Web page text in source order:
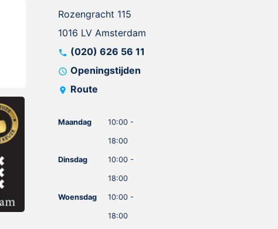
Rozengracht 115
1016 LV Amsterdam
call (020) 626 56 11
schedule Openingstijden
location_on Route
Maandag 10:00 -
18:00
Dinsdag 10:00 -
18:00
Woensdag 10:00 -
18:00